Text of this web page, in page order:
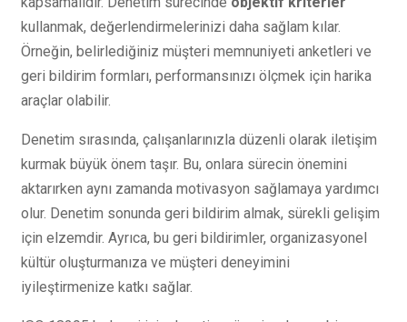
kullanmak, değerlendirmelerinizi daha sağlam kılar.
Örneğin, belirlediğiniz müşteri memnuniyeti anketleri ve
geri bildirim formları, performansınızı ölçmek için harika
araçlar olabilir.
Denetim sırasında, çalışanlarınızla düzenli olarak iletişim
kurmak büyük önem taşır. Bu, onlara sürecin önemini
aktarırken aynı zamanda motivasyon sağlamaya yardımcı
olur. Denetim sonunda geri bildirim almak, sürekli gelişim
için elzemdir. Ayrıca, bu geri bildirimler, organizasyonel
kültür oluşturmanıza ve müşteri deneyimini
iyileştirmenize katkı sağlar.